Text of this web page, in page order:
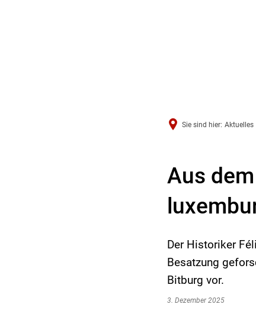
Sie sind hier: Aktuelles
Aus
Der Historiker
Besatzung
Bitburg vor.
3. Dezember 2025